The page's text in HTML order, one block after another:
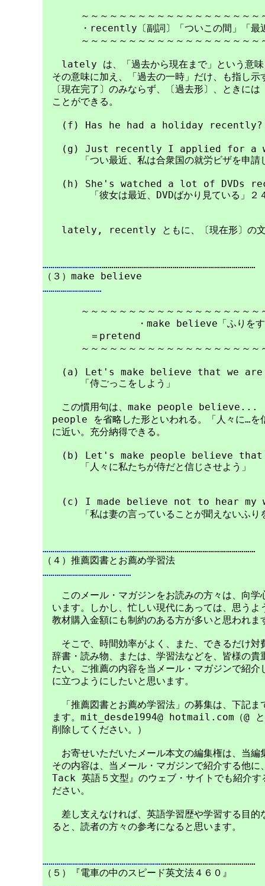
～～～～～～～～～～～～～～～～～～～
・recently〔副詞〕「ついこの間」「最
～～～～～～～～～～～～～～～～～～～
lately は、「過去から現在まで」という意
その意味に加え、「過去の一時」だけ、も指し示
〔現在完了〕のみならず、〔過去形〕、ときには
ことができる。
(f) Has he had a holiday recently?「彼
(g) Just recently I applied for a
「つい最近、私は合衆国の就労ビザを申請
(h) She's watched a lot of DVDs
「彼女は最近、DVDばかり見ている」２４
lately, recently ともに、〔現在形〕の文に
………………………………………………………………………………………………
…………………………
～～～～～～～～～～～～～～～～～～～～
＝pretend
～～～～～～～～～～～～～～～～～～～～
(a) Let's make believe that we are
「侍ごっこをしよう」　　　　　　　　
この慣用句は、make people believe... と
people を省略した形といわれる。「人々に…を
に近い。充分納得できる。
(b) Let's make people believe that
「人々に私たちが侍だと信じさせよう」
(c) I made believe not to hear my
「私は妻の言っていることが聞えないふり
………………………………………………………………………………………………
………………………………………
このメール・マガジンをお読みの方々は、向学
います。しかし、忙しい現代にあっては、思うよ
教材購入金額にも制約のある方が多いと思われま
そこで、時間効率がよく、また、できるだけ対
辞書・読み物、または、学習法などを、皆様の貴
たい。ご推薦の内容を当メール・マガジンで紹介
に立つようにしたいと思います。
「推薦図書とお薦め学習法」の募集は、下記ま
ます。mit_desde1994@ hotmail.com（@
削除してください。）
お寄せいただいたメール本文の編集権は、当編
その内容は、当メール・マガジンで紹介する他
Tack 英語５文型』のウェブ・サイトでも紹介す
ださい。
差し支えなければ、英語学習歴や学習する目的
ると、読者の方々の参考になると思います。
………………………………………………………………………………………………